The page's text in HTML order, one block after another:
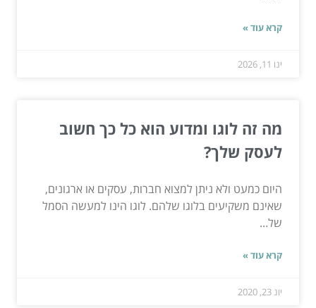
קרא עוד »
ינו 11, 2026
מה זה לוגו ומדוע הוא כל כך חשוב
לעסק שלך?
היום כמעט ולא ניתן למצוא חברות, עסקים או ארגונים,
שאינם משקיעים בלוגו שלהם. לוגו הינו למעשה הסמל
של...
קרא עוד »
יונ 23, 2020